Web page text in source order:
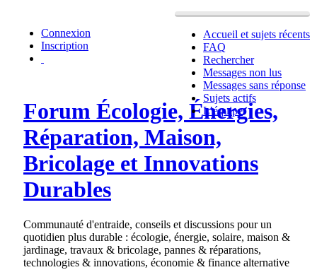
Accueil et sujets récents
FAQ
Rechercher
Messages non lus
Messages sans réponse
Sujets actifs
L’équipe
Connexion
Inscription
Forum Écologie, Énergies,
Réparation, Maison,
Bricolage et Innovations
Durables
Communauté d'entraide, conseils et discussions pour un
quotidien plus durable : écologie, énergie, solaire, maison &
jardinage, travaux & bricolage, pannes & réparations,
technologies & innovations, économie & finance alternative